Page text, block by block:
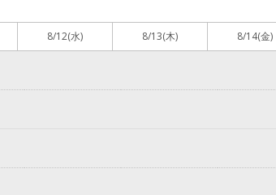
8/12(水) 8/13(木) 8/14(金)